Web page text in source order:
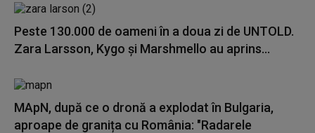
Peste 130.000 de oameni în a doua zi de UNTOLD.
Zara Larsson, Kygo și Marshmello au aprins...
MApN, după ce o dronă a explodat în Bulgaria,
aproape de granița cu România: "Radarele